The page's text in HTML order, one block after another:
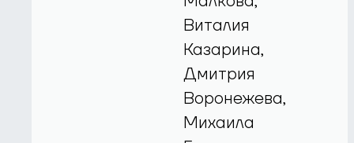
Виталия
Казарина,
Дмитрия
Воронежева,
Михаила